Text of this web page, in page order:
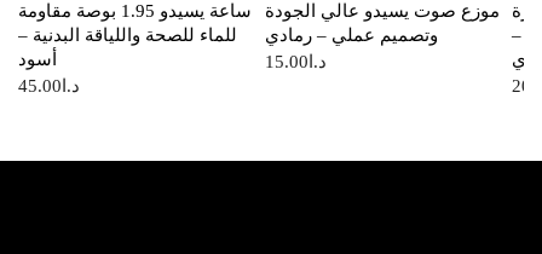
ساعة يسيدو 1.95 بوصة مقاومة
للماء للصحة واللياقة البدنية –
أسود
د.ا 45.00
موزع صوت يسيدو عالي الجودة
وتصميم عملي – رمادي
د.ا 15.00
يسيدو –